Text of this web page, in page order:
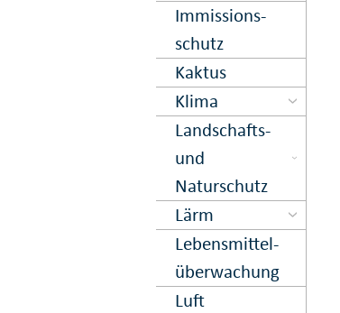
Immissions­
schutz
Kaktus
Klima
Landschafts-
und
Naturschutz
Lärm
Lebens­mittel­
über­wachung
Luft